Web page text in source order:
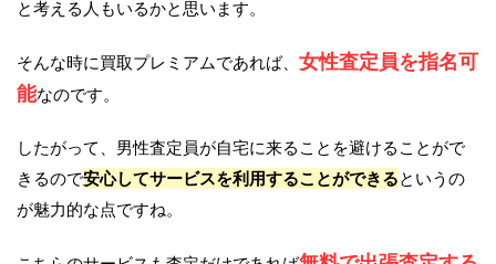
と考える人もいるかと思います。
そんな時に買取プレミアムであれば、 女性査定員を指名可
能なのです。
したがって、男性査定員が自宅に来ることを避けることがで
きるので安心してサービスを利用することができるというの
が魅力的な点ですね。